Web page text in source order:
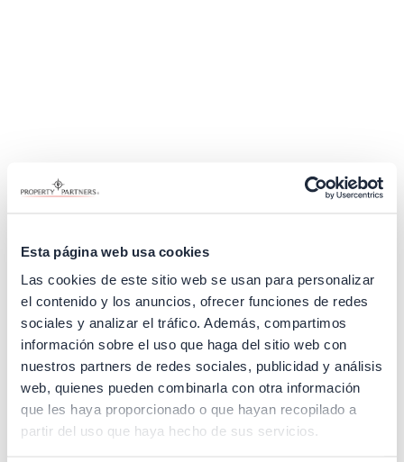
Esta página web usa cookies
Las cookies de este sitio web se usan para personalizar
el contenido y los anuncios, ofrecer funciones de redes
sociales y analizar el tráfico. Además, compartimos
información sobre el uso que haga del sitio web con
nuestros partners de redes sociales, publicidad y análisis
web, quienes pueden combinarla con otra información
que les haya proporcionado o que hayan recopilado a
partir del uso que haya hecho de sus servicios.
Application error: a client-side exception has occurred (see the
browser console for more information).